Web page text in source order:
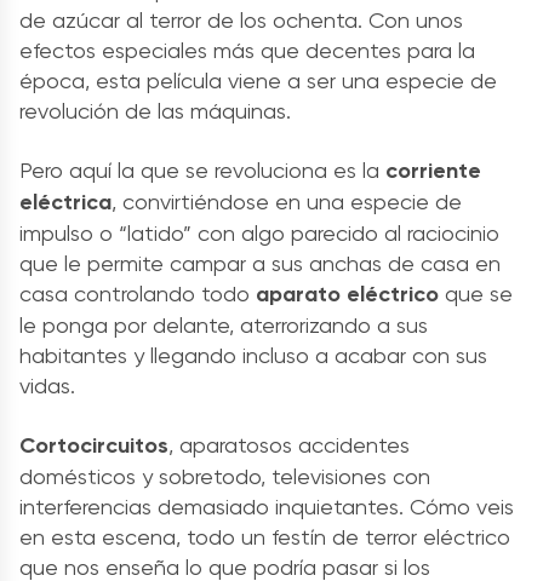
de azúcar al terror de los ochenta. Con unos
efectos especiales más que decentes para la
época, esta película viene a ser una especie de
revolución de las máquinas.
Pero aquí la que se revoluciona es la corriente
eléctrica, convirtiéndose en una especie de
impulso o “latido” con algo parecido al raciocinio
que le permite campar a sus anchas de casa en
casa controlando todo aparato eléctrico que se
le ponga por delante, aterrorizando a sus
habitantes y llegando incluso a acabar con sus
vidas.
Cortocircuitos, aparatosos accidentes
domésticos y sobretodo, televisiones con
interferencias demasiado inquietantes. Cómo veis
en esta escena, todo un festín de terror eléctrico
que nos enseña lo que podría pasar si los